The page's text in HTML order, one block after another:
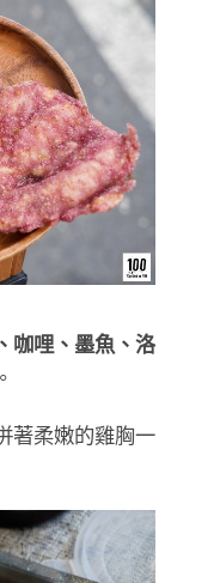
咖哩、墨魚、洛
著柔嫩的雞胸一